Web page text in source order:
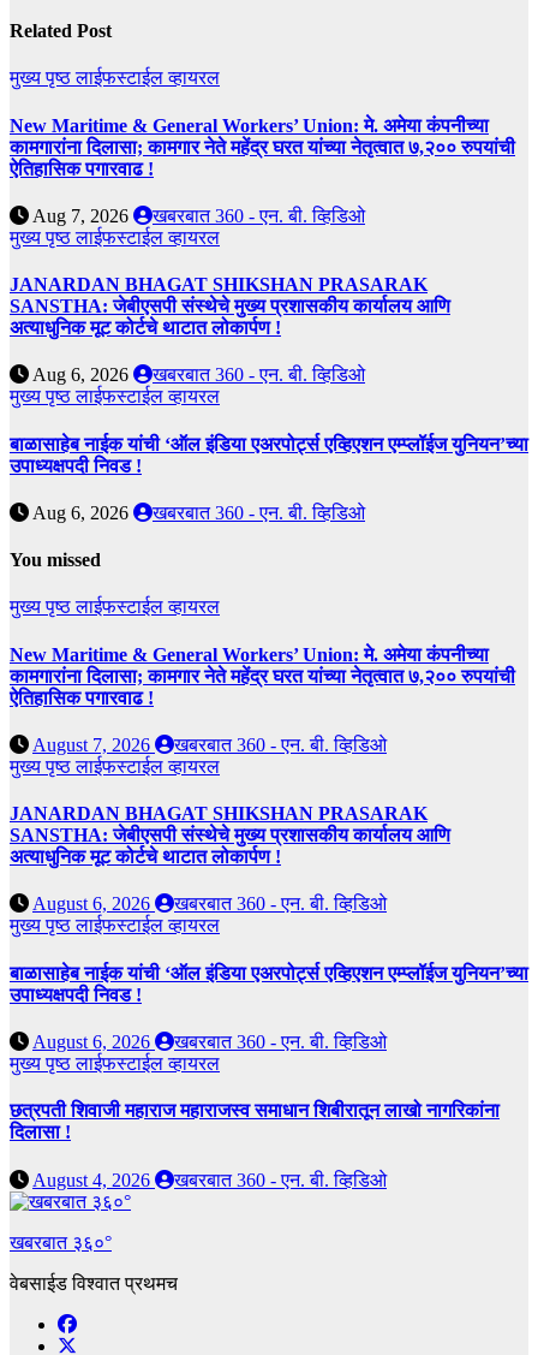
Related Post
मुख्य पृष्ठलाईफस्टाईलव्हायरल
New Maritime & General Workers’ Union: मे. अमेया कंपनीच्या
कामगारांना दिलासा; कामगार नेते महेंद्र घरत यांच्या नेतृत्वात ७,२०० रुपयांची
ऐतिहासिक पगारवाढ !
Aug 7, 2026
खबरबात 360 - एन. बी. व्हिडिओ
मुख्य पृष्ठलाईफस्टाईलव्हायरल
JANARDAN BHAGAT SHIKSHAN PRASARAK
SANSTHA: जेबीएसपी संस्थेचे मुख्य प्रशासकीय कार्यालय आणि
अत्याधुनिक मूट कोर्टचे थाटात लोकार्पण !
Aug 6, 2026
खबरबात 360 - एन. बी. व्हिडिओ
मुख्य पृष्ठलाईफस्टाईलव्हायरल
बाळासाहेब नाईक यांची ‘ऑल इंडिया एअरपोर्ट्स एव्हिएशन एम्प्लॉईज युनियन’च्या
उपाध्यक्षपदी निवड !
Aug 6, 2026 खबरबात 360 - एन. बी. व्हिडिओ
You missed
मुख्य पृष्ठलाईफस्टाईलव्हायरल
New Maritime & General Workers’ Union: मे. अमेया कंपनीच्या
कामगारांना दिलासा; कामगार नेते महेंद्र घरत यांच्या नेतृत्वात ७,२०० रुपयांची
ऐतिहासिक पगारवाढ !
August 7, 2026
खबरबात 360 - एन. बी. व्हिडिओ
मुख्य पृष्ठलाईफस्टाईलव्हायरल
JANARDAN BHAGAT SHIKSHAN PRASARAK
SANSTHA: जेबीएसपी संस्थेचे मुख्य प्रशासकीय कार्यालय आणि
अत्याधुनिक मूट कोर्टचे थाटात लोकार्पण !
August 6, 2026
खबरबात 360 - एन. बी. व्हिडिओ
मुख्य पृष्ठलाईफस्टाईलव्हायरल
बाळासाहेब नाईक यांची ‘ऑल इंडिया एअरपोर्ट्स एव्हिएशन एम्प्लॉईज युनियन’च्या
उपाध्यक्षपदी निवड !
August 6, 2026
खबरबात 360 - एन. बी. व्हिडिओ
मुख्य पृष्ठलाईफस्टाईलव्हायरल
छत्रपती शिवाजी महाराज महाराजस्व समाधान शिबीरातून लाखो नागरिकांना
दिलासा !
August 4, 2026 खबरबात 360 - एन. बी. व्हिडिओ
खबरबात ३६०°
वेबसाईड विश्वात प्रथमच